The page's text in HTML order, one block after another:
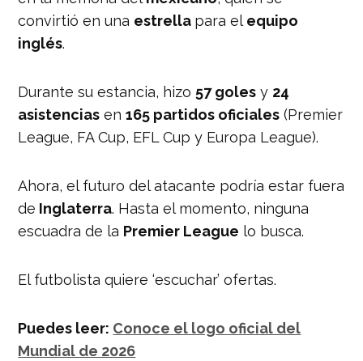
convirtió en una estrella para el equipo
inglés.
Durante su estancia, hizo 57 goles y 24
asistencias en165 partidos oficiales (Premier
League, FA Cup, EFL Cup y Europa League).
Ahora, el futuro del atacante podría estar fuera
de Inglaterra. Hasta el momento, ninguna
escuadra de la Premier League lo busca.
El futbolista quiere ‘escuchar’ ofertas.
Puedes leer: Conoce el logo oficial del
Mundial de 2026